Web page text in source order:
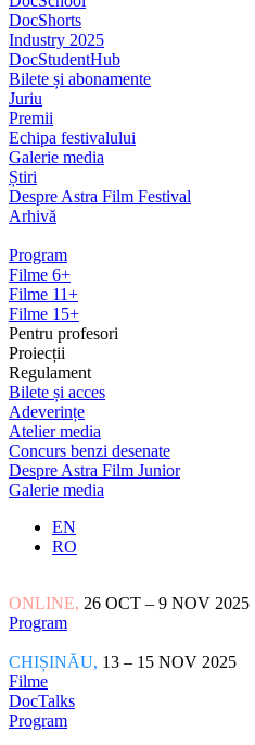
DocShorts
Industry 2025
DocStudentHub
Bilete și abonamente
Juriu
Premii
Echipa festivalului
Galerie media
Știri
Despre Astra Film Festival
Arhivă
Program
Filme 6+
Filme 11+
Filme 15+
Pentru profesori
Proiecții
Regulament
Bilete și acces
Adeverințe
Atelier media
Concurs benzi desenate
Despre Astra Film Junior
Galerie media
EN
RO
ONLINE, 26 OCT – 9 NOV 2025
Program
CHIȘINĂU, 13 – 15 NOV 2025
Filme
DocTalks
Program